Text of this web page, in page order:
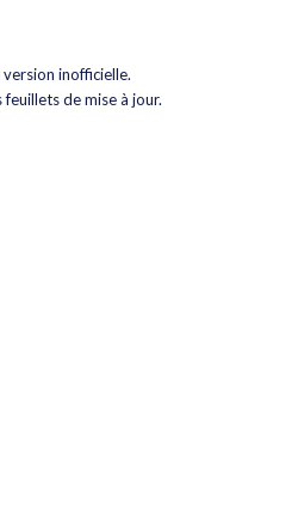
inofficielle.
de mise à jour.